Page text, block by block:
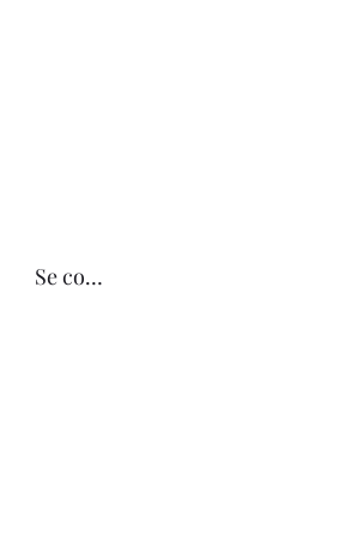
Se connecter